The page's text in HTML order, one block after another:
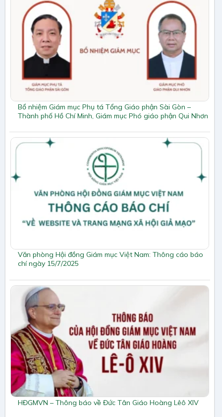
Bổ nhiệm Giám mục Phụ tá Tổng Giáo phận Sài Gòn –
Thành phố Hồ Chí Minh, Giám mục Phó giáo phận Qui Nhơn
Văn phòng Hội đồng Giám mục Việt Nam: Thông cáo báo
chí ngày 15/7/2025
HĐGMVN – Thông báo về Đức Tân Giáo Hoàng Lêô XIV